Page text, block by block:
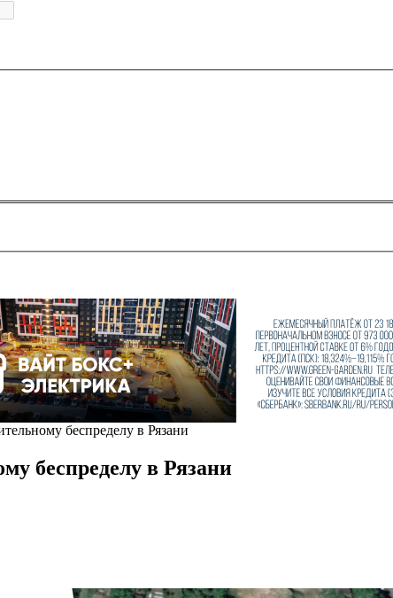
беспределу в Рязани
беспределу в Рязани